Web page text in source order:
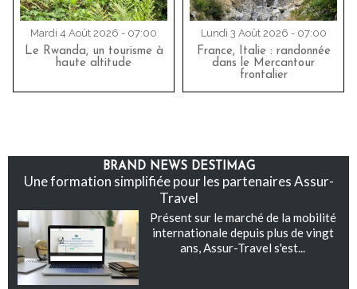
Mardi 4 Août 2026 - 07:00
Le Rwanda, un tourisme à
haute altitude
Lundi 3 Août 2026 - 07:00
France, Italie : randonnée
dans le Mercantour
frontalier
BRAND NEWS DESTIMAG
Une formation simplifiée pour les partenaires Assur-
Travel
Présent sur le marché de la mobilité
internationale depuis plus de vingt
ans, Assur-Travel s'est...